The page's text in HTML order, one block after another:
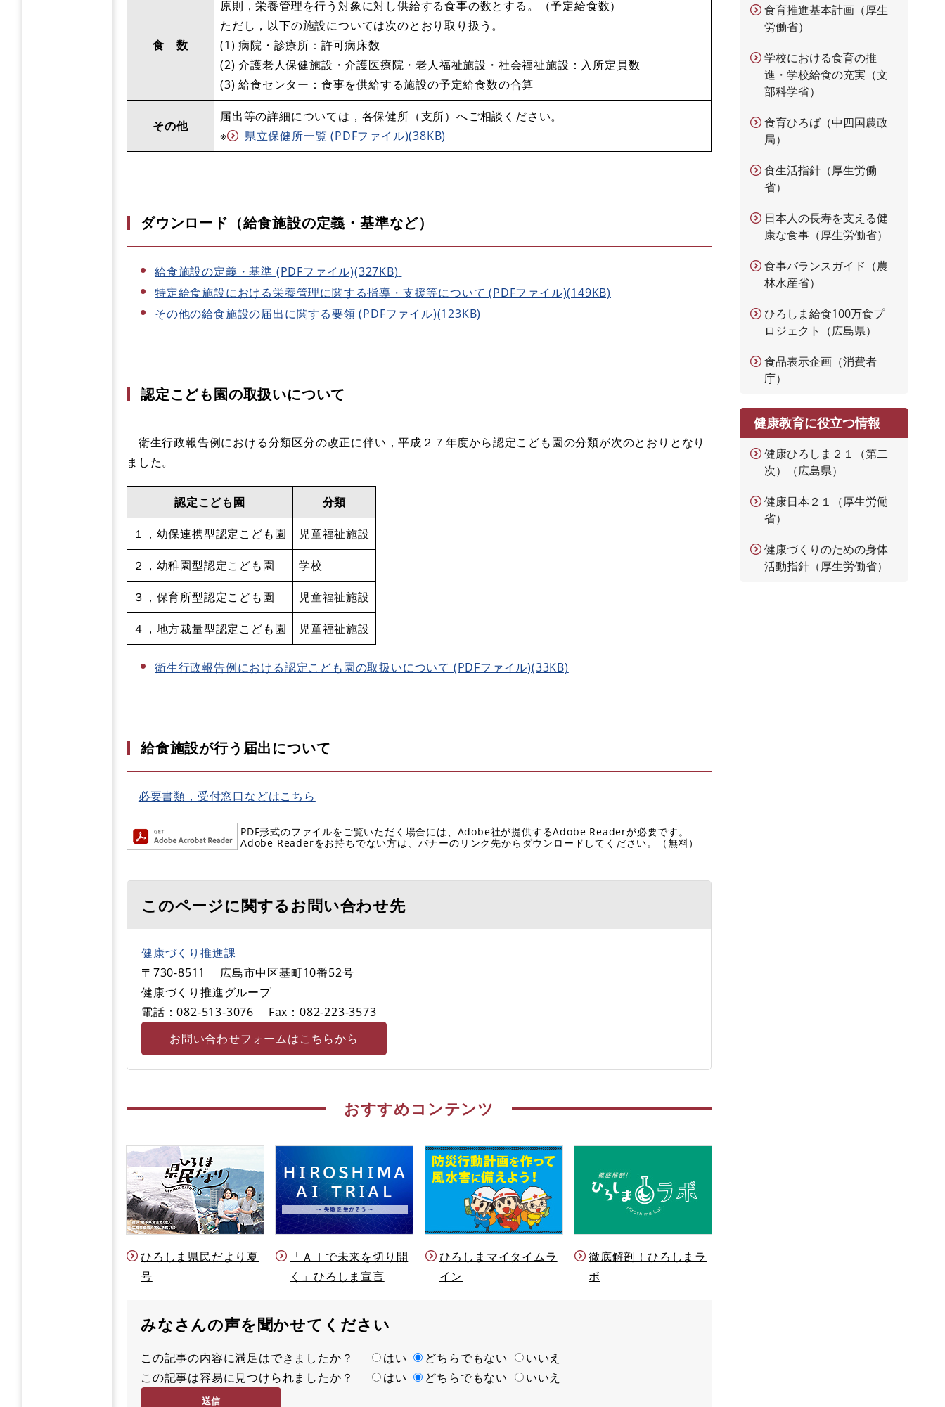
食 数
原則，栄養管理を行う対象に対し供給する食事の数とする。（予定給食数）
ただし，以下の施設については次のとおり取り扱う。
(1) 病院・診療所：許可病床数
(2) 介護老人保健施設・介護医療院・老人福祉施設・社会福祉施設：入所定員数
(3) 給食センター：食事を供給する施設の予定給食数の合算
その他
届出等の詳細については，各保健所（支所）へご相談ください。
※
県立保健所一覧 (PDFファイル)(38KB)
ダウンロード（給食施設の定義・基準など）
給食施設の定義・基準 (PDFファイル)(327KB)
特定給食施設における栄養管理に関する指導・支援等について (PDFファイル)(149KB)
その他の給食施設の届出に関する要領 (PDFファイル)(123KB)
認定こども園の取扱いについて
衛生行政報告例における分類区分の改正に伴い，平成２７年度から認定こども園の分類が次のとおりとなり
ました。
認定こども園 分類
１，幼保連携型認定こども園 児童福祉施設
２，幼稚園型認定こども園 学校
３，保育所型認定こども園 児童福祉施設
４，地方裁量型認定こども園 児童福祉施設
衛生行政報告例における認定こども園の取扱いについて (PDFファイル)(33KB)
給食施設が行う届出について
必要書類，受付窓口などはこちら
PDF形式のファイルをご覧いただく場合には、Adobe社が提供するAdobe Readerが必要です。
Adobe Readerをお持ちでない方は、バナーのリンク先からダウンロードしてください。（無料）
このページに関するお問い合わせ先
健康づくり推進課
〒730-8511
広島市中区基町10番52号
健康づくり推進グループ
電話：082-513-3076
Fax：082-223-3573
お問い合わせフォームはこちらから
おすすめコンテンツ
ひろしま県民だより夏
号
「ＡＩで未来を切り開
く」ひろしま宣言
ひろしまマイタイムラ
イン
徹底解剖！ひろしまラ
ボ
みなさんの声を聞かせてください
満
足
この記事の内容に満足はできましたか？ はい どちらでもない
いいえ
容
この記事は容易に見つけられましたか？ はい どちらでもない いいえ
食育推進基本計画（厚生
労働省）
学校における食育の推
進・学校給食の充実（文
部科学省）
食育ひろば（中四国農政
局）
食生活指針（厚生労働
省）
日本人の長寿を支える健
康な食事（厚生労働省）
食事バランスガイド（農
林水産省）
ひろしま給食100万食プ
ロジェクト（広島県）
食品表示企画（消費者
庁）
健康教育に役立つ情報
健康ひろしま２１（第二
次）（広島県）
健康日本２１（厚生労働
省）
健康づくりのための身体
活動指針（厚生労働省）